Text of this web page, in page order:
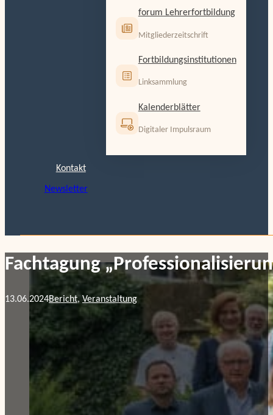
forum Lehrerfortbildung
Mitgliederzeitschrift
Fortbildungsinstitutionen
Linksammlung
Kalenderblätter
Digitaler Impulsraum
Kontakt
Newsletter
Fachtagung
13.06.2024Bericht, Veranstaltung